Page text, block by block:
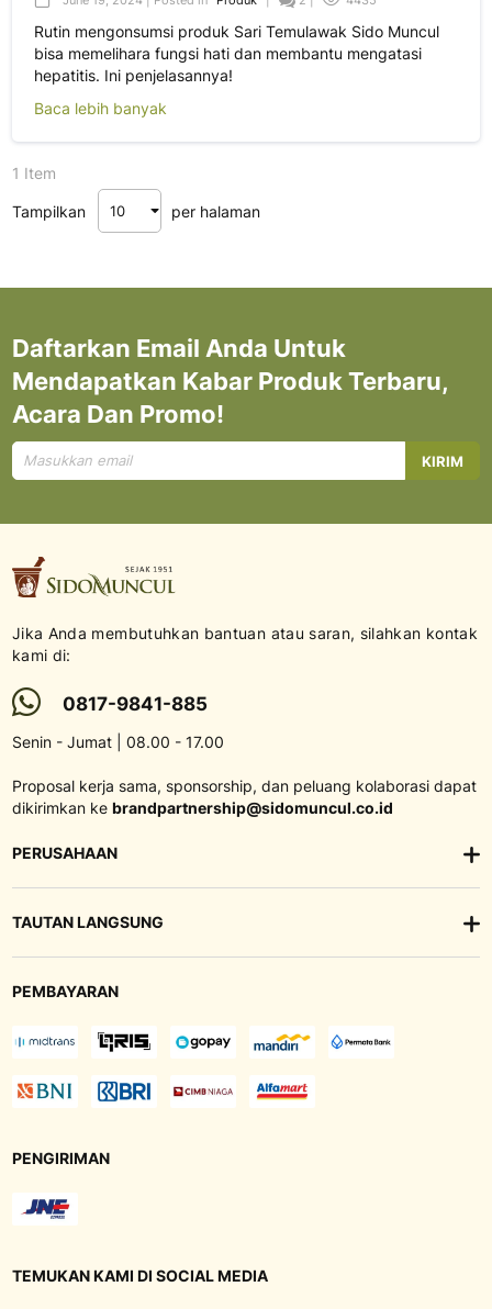
Rutin mengonsumsi produk Sari Temulawak Sido Muncul
bisa memelihara fungsi hati dan membantu mengatasi
hepatitis. Ini penjelasannya!
Baca lebih banyak
1 Item
Tampilkan per halaman
Daftarkan Email Anda Untuk
Mendapatkan Kabar Produk Terbaru,
Acara Dan Promo!
Mendaftar
untuk
KIRIM
Jika Anda membutuhkan bantuan atau saran, silahkan kontak
kami di:
0817-9841-885
Senin - Jumat | 08.00 - 17.00
Proposal kerja sama, sponsorship, dan peluang kolaborasi dapat
dikirimkan ke brandpartnership@sidomuncul.co.id
PERUSAHAAN
TAUTAN LANGSUNG
PEMBAYARAN
PENGIRIMAN
TEMUKAN KAMI DI SOCIAL MEDIA